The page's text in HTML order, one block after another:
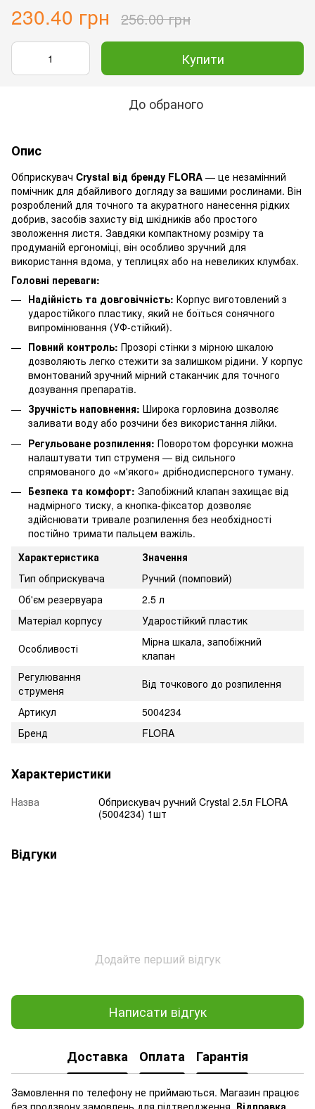
230.40 грн 256.00 грн
Купити
До обраного
Опис
Обприскувач Crystal від бренду FLORA — це незамінний
помічник для дбайливого догляду за вашими рослинами. Він
розроблений для точного та акуратного нанесення рідких
добрив, засобів захисту від шкідників або простого
зволоження листя. Завдяки компактному розміру та
продуманій ергономіці, він особливо зручний для
використання вдома, у теплицях або на невеликих клумбах.
Головні переваги:
Надійність та довговічність: Корпус виготовлений з
ударостійкого пластику, який не боїться сонячного
випромінювання (УФ-стійкий).
Повний контроль: Прозорі стінки з мірною шкалою
дозволяють легко стежити за залишком рідини. У корпус
вмонтований зручний мірний стаканчик для точного
дозування препаратів.
Зручність наповнення: Широка горловина дозволяє
заливати воду або розчини без використання лійки.
Регульоване розпилення: Поворотом форсунки можна
налаштувати тип струменя — від сильного
спрямованого до «м'якого» дрібнодисперсного туману.
Безпека та комфорт: Запобіжний клапан захищає від
надмірного тиску, а кнопка-фіксатор дозволяє
здійснювати тривале розпилення без необхідності
постійно тримати пальцем важіль.
Характеристика
Значення
Тип обприскувача
Ручний (помповий)
Об'єм резервуара
2.5 л
Матеріал корпусу
Ударостійкий пластик
Особливості
Мірна шкала, запобіжний
клапан
Регулювання
струменя
Від точкового до розпилення
Артикул
5004234
Бренд
FLORA
Характеристики
Назва
Обприскувач ручний Crystal 2.5л FLORA
(5004234) 1шт
Відгуки
Додайте перший відгук
Написати відгук
Доставка Оплата Гарантія
Замовлення по телефону не приймаються. Магазин працює
без продзвону замовлень для підтвердження. Відправка